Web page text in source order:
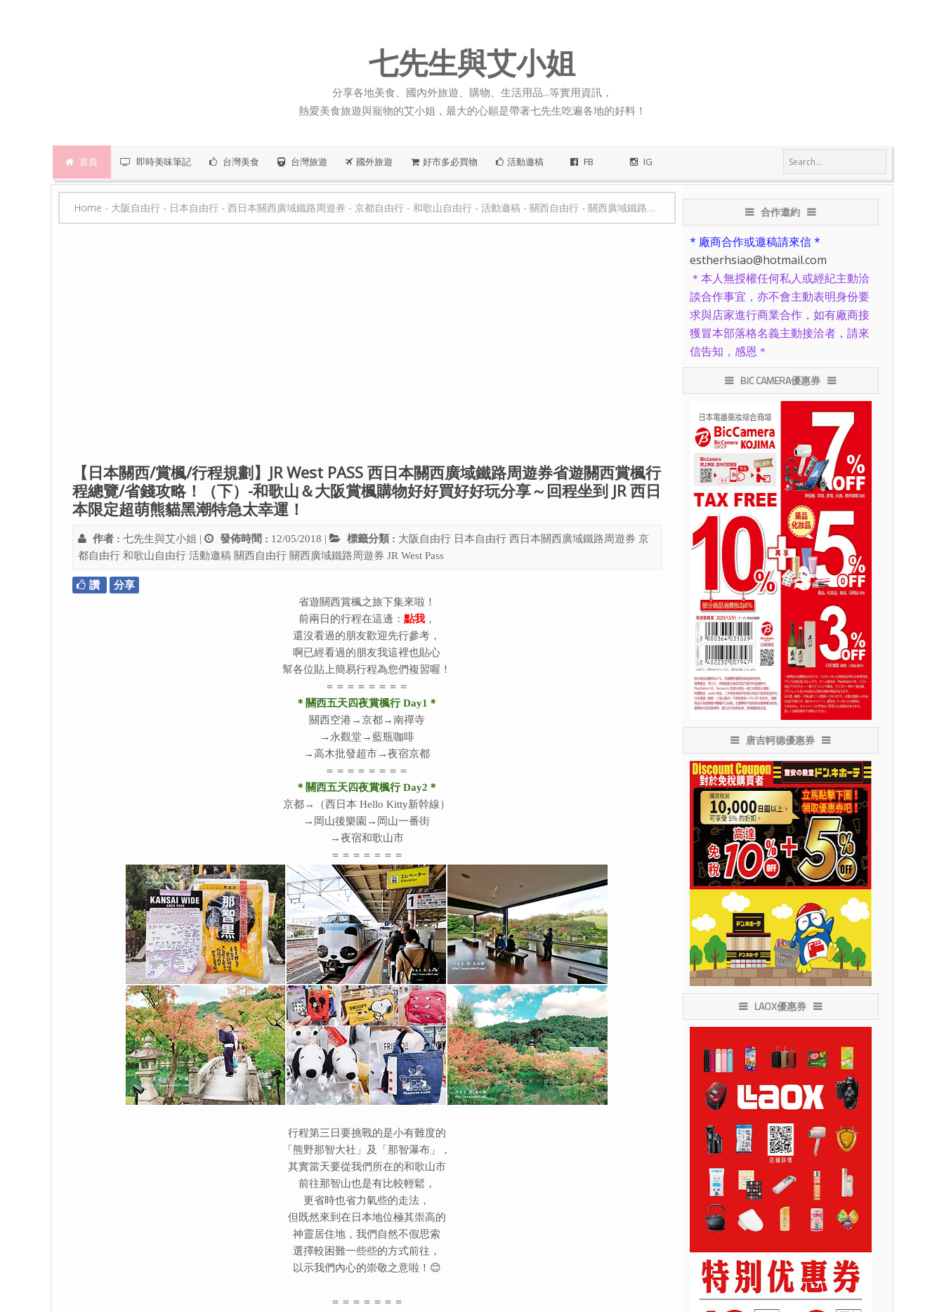
七先生與艾小姐
分享各地美食、國內外旅遊、購物、生活用品...等實用資訊，
熱愛美食旅遊與寵物的艾小姐，最大的心願是帶著七先生吃遍各地的好料！
首頁 即時美味筆記 台灣美食 台灣旅遊 國外旅遊 好市多必買物 活動邀稿 FB IG
Home - 大阪自由行 - 日本自由行 - 西日本關西廣域鐵路周遊券 - 京都自由行 - 和歌山自由行 - 活動邀稿 - 關西自由行 - 關西廣域鐵路周遊券 - 【日本關西/賞楓/行程規劃】JR West
【日本關西/賞楓/行程規劃】JR West PASS 西日本關西廣域鐵路周遊券省遊關西賞楓行
程總覽/省錢攻略！（下）-和歌山＆大阪賞楓購物好好買好好玩分享～回程坐到 JR 西日
本限定超萌熊貓黑潮特急太幸運！
作者 : 七先生與艾小姐 | 發佈時間 : 12/05/2018 | 標籤分類 : 大阪自由行 日本自由行 西日本關西廣域鐵路周遊券 京
都自由行 和歌山自由行 活動邀稿 關西自由行 關西廣域鐵路周遊券 JR West Pass
讚
分享
省遊關西賞楓之旅下集來啦！
前兩日的行程在這邊： 點我，
還沒看過的朋友歡迎先行參考，
啊已經看過的朋友我這裡也貼心
幫各位貼上簡易行程為您們複習喔！
＝＝＝＝＝＝＝＝
＊關西五天四夜賞楓行 Day1＊
關西空港→京都→南禪寺
→永觀堂→藍瓶咖啡
→高木批發超市→夜宿京都
＝＝＝＝＝＝＝＝
＊關西五天四夜賞楓行 Day2＊
京都→（西日本 Hello Kitty新幹線）
→岡山後樂園→岡山一番街
→夜宿和歌山市
＝＝＝＝＝＝＝
行程第三日要挑戰的是小有難度的
「熊野那智大社」及「那智瀑布」，
其實當天要從我們所在的和歌山市
前往那智山也是有比較輕鬆，
更省時也省力氣些的走法，
但既然來到在日本地位極其崇高的
神靈居住地，我們自然不假思索
選擇較困難一些些的方式前往，
以示我們內心的崇敬之意啦！😊
＝＝＝＝＝＝＝
合作邀約
* 廠商合作或邀稿請來信 *
estherhsiao@hotmail.com
＊本人無授權任何私人或經紀主動洽
談合作事宜，亦不會主動表明身份要
求與店家進行商業合作，如有廠商接
獲冒本部落格名義主動接洽者，請來
信告知，感恩＊
BIC CAMERA優惠券
唐吉軻德優惠券
LAOX優惠券